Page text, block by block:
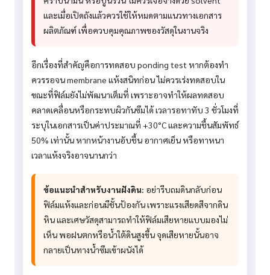
และเมื่อเปิดถังแล้วควรใช้ให้หมดตามแนวทางเอกสาร
ผลิตภัณฑ์ เพื่อควบคุมคุณภาพของวัสดุในงานจริง
อีกเรื่องที่สำคัญคือการทดสอบ ponding test หากต้องทำ
ควรรอจน membrane แห้งสนิทก่อน ไม่ควรเร่งทดสอบใน
ขณะที่ฟิล์มยังไม่พัฒนาเต็มที่ เพราะอาจทำให้ผลทดสอบ
คลาดเคลื่อนหรือกระทบผิวกันซึมได้ เวลารอทาทับ 3 ชั่วโมงที่
ระบุในเอกสารเป็นค่าประมาณที่ +30°C และความชื้นสัมพัทธ์
50% เท่านั้น หากหน้างานอับชื้น อากาศเย็น หรือทาหนา
เวลาแห้งจริงอาจนานกว่า
ข้อแนะนำสำหรับงานฝังดิน: อย่ารีบถมดินกลับก่อน
ฟิล์มแห้งและก่อนมีชั้นป้องกัน เพราะแรงเสียดสีจากดิน
หิน และเศษวัสดุสามารถทำให้ฟิล์มเสียหายแบบมองไม่
เห็น พอฝนตกหรือน้ำใต้ดินสูงขึ้น จุดเสียหายนั้นอาจ
กลายเป็นทางน้ำซึมเข้าผนังได้